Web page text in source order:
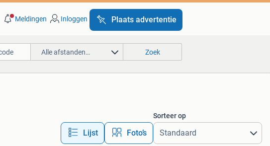
Meldingen Inloggen Plaats advertentie
Alle afstanden… Zoek
Lijst Foto’s
Sorteer op